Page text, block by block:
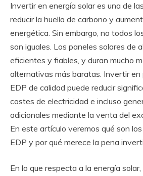
Invertir en energía solar es una de
reducir la huella de carbono y
energética. Sin embargo, no todos
son iguales. Los paneles solares de
eficientes y fiables, y duran mucho
alternativas más baratas. Invertir en
EDP de calidad puede reducir
costes de electricidad e incluso
adicionales mediante la venta del
En este artículo veremos qué son
EDP y por qué merece la pena
En lo que respecta a la energía